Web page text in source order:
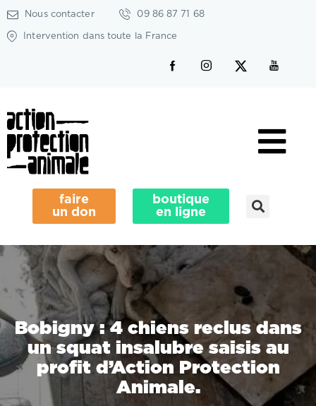
Nous contacter 09 86 87 71 68
Intervention dans toute la France
faire
un don
boutique
en ligne
Bobigny : 4 chiens reclus dans
un squat insalubre saisis au
profit d’Action Protection
Animale.